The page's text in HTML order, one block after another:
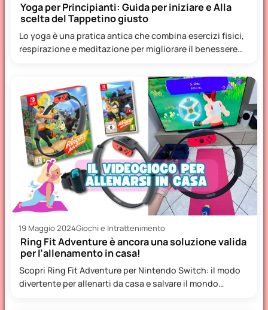
Yoga per Principianti: Guida per iniziare e Alla
scelta del Tappetino giusto
Lo yoga è una pratica antica che combina esercizi fisici,
respirazione e meditazione per migliorare il benessere
19 Maggio 2024Giochi e Intrattenimento
Ring Fit Adventure è ancora una soluzione valida
per l’allenamento in casa!
Scopri Ring Fit Adventure per Nintendo Switch: il modo
divertente per allenarti da casa e salvare il mondo…